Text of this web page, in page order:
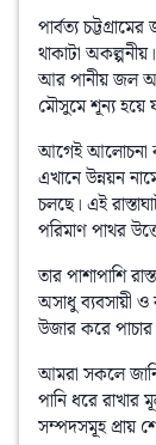
পার্বত্য
থাকাটা
আর পানীয় জল
মৌসুমে শূন্য হয়ে
আগেই আলােচনা
এখানে উন্নয়ন
চলছে। এই
পরিমাণ পাথর
তার পাশাপাশি
অসাধু ব্যবসায়ী ও
উজার করে পাচার
আমরা সকলে
পানি ধরে রাখার
সম্পদসমূহ প্রায়